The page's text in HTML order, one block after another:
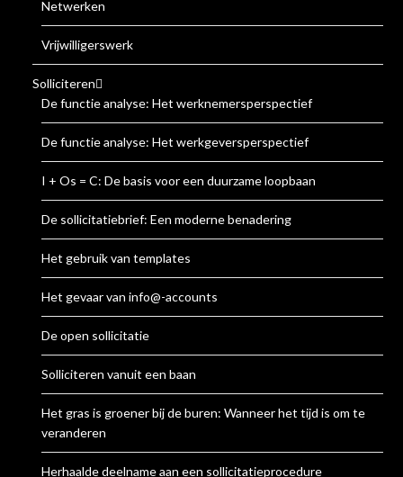
Netwerken
Vrijwilligerswerk
Solliciteren
De functie analyse: Het werknemersperspectief
De functie analyse: Het werkgeversperspectief
I + Os = C: De basis voor een duurzame loopbaan
De sollicitatiebrief: Een moderne benadering
Het gebruik van templates
Het gevaar van info@-accounts
De open sollicitatie
Solliciteren vanuit een baan
Het gras is groener bij de buren: Wanneer het tijd is om te
veranderen
Herhaalde deelname aan een sollicitatieprocedure